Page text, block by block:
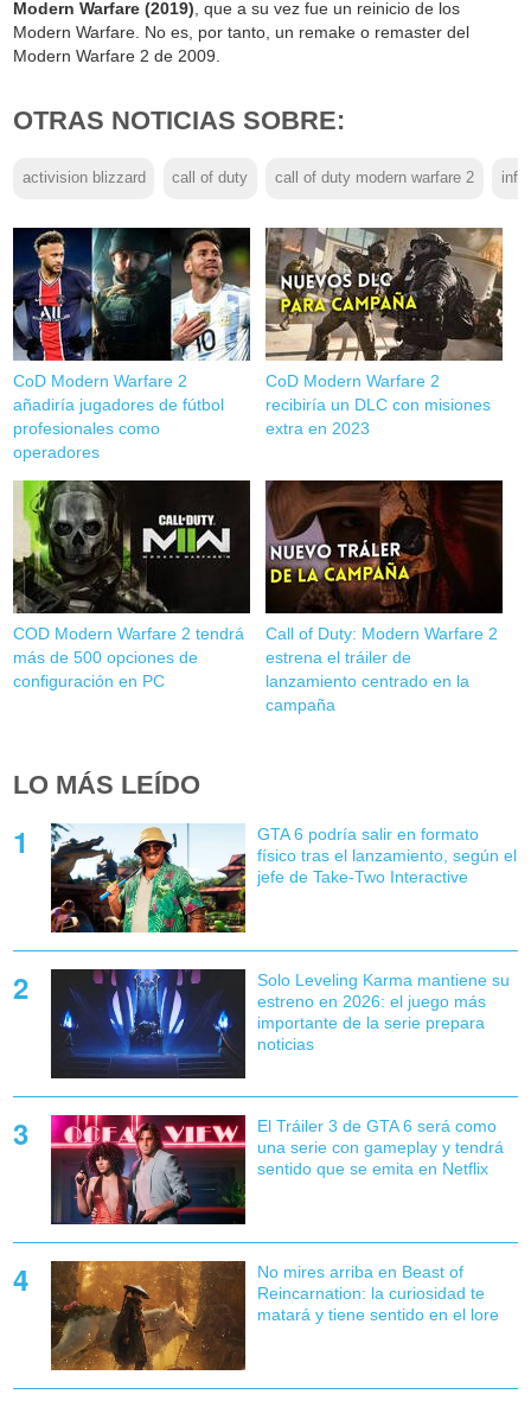
Modern Warfare (2019), que a su vez fue un reinicio de los
Modern Warfare. No es, por tanto, un remake o remaster del
Modern Warfare 2 de 2009.
OTRAS NOTICIAS SOBRE:
activision blizzard call of duty call of duty modern warfare 2
CoD Modern Warfare 2
añadiría jugadores de fútbol
profesionales como
operadores
CoD Modern Warfare 2
recibiría un DLC con misiones
extra en 2023
COD Modern Warfare 2 tendrá
más de 500 opciones de
configuración en PC
Call of Duty: Modern Warfare 2
estrena el tráiler de
lanzamiento centrado en la
campaña
LO MÁS LEÍDO
GTA 6 podría salir en formato
físico tras el lanzamiento, según el
jefe de Take-Two Interactive
Solo Leveling Karma mantiene su
estreno en 2026: el juego más
importante de la serie prepara
noticias
El Tráiler 3 de GTA 6 será como
una serie con gameplay y tendrá
sentido que se emita en Netflix
No mires arriba en Beast of
Reincarnation: la curiosidad te
matará y tiene sentido en el lore